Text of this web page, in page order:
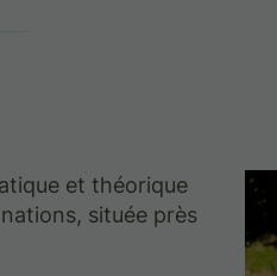
et théorique
située près